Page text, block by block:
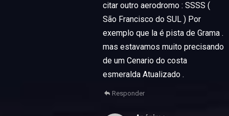
citar outro aerodromo : SSSS (
São Francisco do SUL ) Por
exemplo que la é pista de Grama .
mas estavamos muito precisando
de um Cenario do costa
esmeralda Atualizado .
Responder